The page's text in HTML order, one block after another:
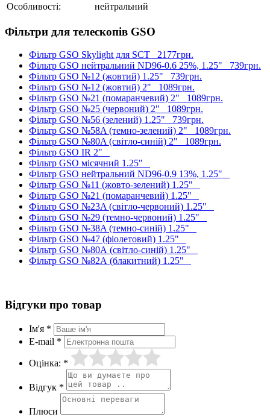
Особливості:
нейтральний
Фільтри для телескопів GSO
Фільтр GSO Skylight для SCT 2177грн.
Фільтр GSO нейтральний ND96-0.6 25%, 1.25" 739грн.
Фільтр GSO №12 (жовтий) 1.25" 739грн.
Фільтр GSO №12 (жовтий) 2" 1089грн.
Фільтр GSO №21 (помаранчевий) 2" 1089грн.
Фільтр GSO №25 (червоний) 2" 1089грн.
Фільтр GSO №56 (зелений) 1.25" 739грн.
Фільтр GSO №58A (темно-зелений) 2" 1089грн.
Фільтр GSO №80A (світло-синій) 2" 1089грн.
Фільтр GSO IR 2"
Фільтр GSO місячний 1.25"
Фільтр GSO нейтральний ND96-0.9 13%, 1.25"
Фільтр GSO №11 (жовто-зелений) 1.25"
Фільтр GSO №21 (помаранчевий) 1.25"
Фільтр GSO №23A (світло-червоний) 1.25"
Фільтр GSO №29 (темно-червоний) 1.25"
Фільтр GSO №38A (темно-синій) 1.25"
Фільтр GSO №47 (фіолетовий) 1.25"
Фільтр GSO №80А (світло-синій) 1.25"
Фільтр GSO №82А (блакитний) 1.25"
Відгуки про товар
Ім'я *
E-mail *
Оцінка: *
Відгук *
Плюси